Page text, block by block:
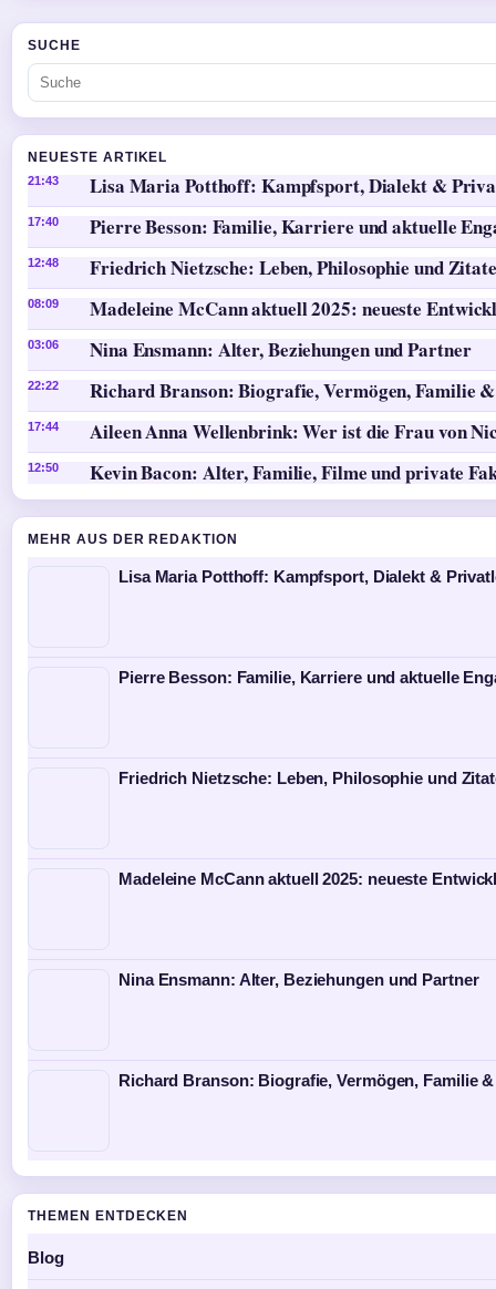
SUCHE
NEUESTE ARTIKEL
21:43 Lisa Maria Potthoff: Kampfsport, Dialekt &
17:40 Pierre Besson: Familie, Karriere und aktuelle
12:48 Friedrich Nietzsche: Leben, Philosophie und Zitate
08:09 Madeleine McCann aktuell 2025: neueste
03:06 Nina Ensmann: Alter, Beziehungen und Partner
22:22 Richard Branson: Biografie, Vermögen, Familie
17:44 Aileen Anna Wellenbrink: Wer ist die Frau von
12:50 Kevin Bacon: Alter, Familie, Filme und private
MEHR AUS DER REDAKTION
Lisa Maria Potthoff: Kampfsport, Dialekt &
Pierre Besson: Familie, Karriere und aktuelle
Friedrich Nietzsche: Leben, Philosophie und
Madeleine McCann aktuell 2025: neueste
Nina Ensmann: Alter, Beziehungen und Partner
Richard Branson: Biografie, Vermögen, Familie
THEMEN ENTDECKEN
Blog